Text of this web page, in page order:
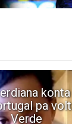
pa
Verde